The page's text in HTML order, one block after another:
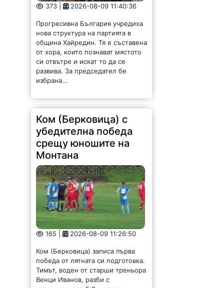
373 | 2026-08-09 11:40:36
Прогресивна България учредиха
нова структура на партията в
община Хайредин. Тя е съставена
от хора, които познават мястото
си отвътре и искат то да се
развива. За председател бе
избрана...
Ком (Берковица) с
убедителна победа
срещу юношите на
Монтана
165 | 2026-08-09 11:26:50
Ком (Берковица) записа първа
победа от лятната си подготовка.
Тимът, воден от старши треньора
Венци Иванов, разби с